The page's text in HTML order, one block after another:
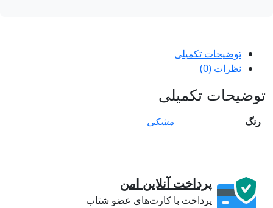
توضیحات تکمیلی
نظرات (0)
تکمیلی
مشکی
پرداخت آنلاین امن
پرداخت با کارت‌های عضو شتاب